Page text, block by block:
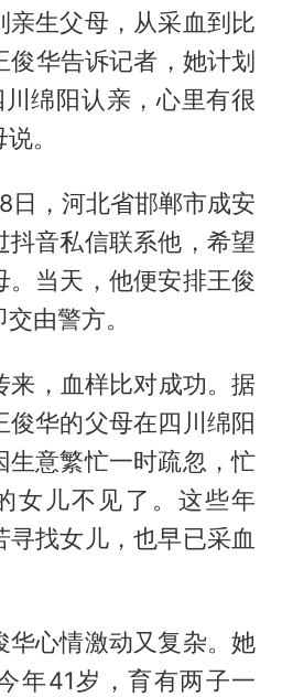
亲生父母，从采血到比
俊华告诉记者，她计划
绵阳认亲，心里有很
。
日，河北省邯郸市成安
抖音私信联系他，希望
。当天，他便安排王俊
由警方。
来，血样比对成功。据
俊华的父母在四川绵阳
生意繁忙一时疏忽，忙
女儿不见了。这些年
找女儿，也早已采血
华心情激动又复杂。她
年41岁，育有两子一